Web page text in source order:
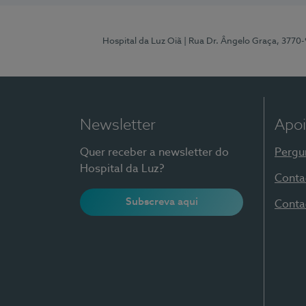
Hospital da Luz Oiã | Rua Dr. Ângelo Graça,
Newsletter
Quer receber a newsletter do
Hospital da Luz?
Subscreva aqui